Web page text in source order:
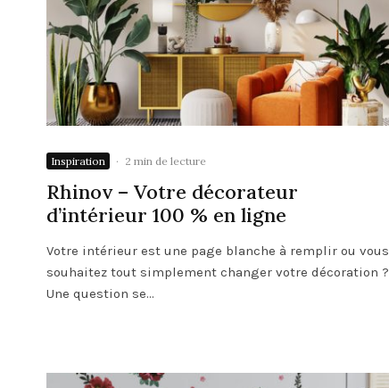
Inspiration · 2 min de lecture
Rhinov – Votre décorateur
d’intérieur 100 % en ligne
Votre intérieur est une page blanche à remplir ou vous
souhaitez tout simplement changer votre décoration ?
Une question se...